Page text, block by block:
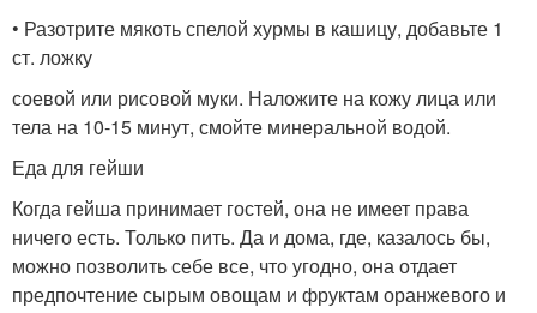
• Разотрите мякоть спелой хурмы в кашицу, добавьте 1
ст. ложку
соевой или рисовой муки. Наложите на кожу лица или
тела на 10-15 минут, смойте минеральной водой.
Еда для гейши
Когда гейша принимает гостей, она не имеет права
ничего есть. Только пить. Да и дома, где, казалось бы,
можно позволить себе все, что угодно, она отдает
предпочтение сырым овощам и фруктам оранжевого и